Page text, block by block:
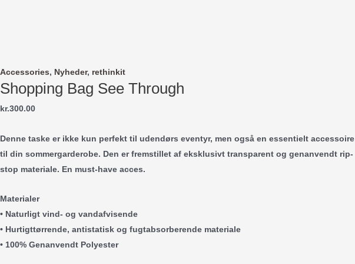
Accessories, Nyheder, rethinkit
Shopping Bag See Through
kr.300.00
Denne taske er ikke kun perfekt til udendørs eventyr, men også en essentielt accessoire
til din sommergarderobe. Den er fremstillet af eksklusivt transparent og genanvendt rip-
stop materiale. En must-have acces.
Materialer
• Naturligt vind- og vandafvisende
• Hurtigttørrende, antistatisk og fugtabsorberende materiale
• 100% Genanvendt Polyester